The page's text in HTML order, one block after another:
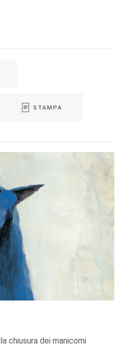
STAMPA
chiusura dei manicomi